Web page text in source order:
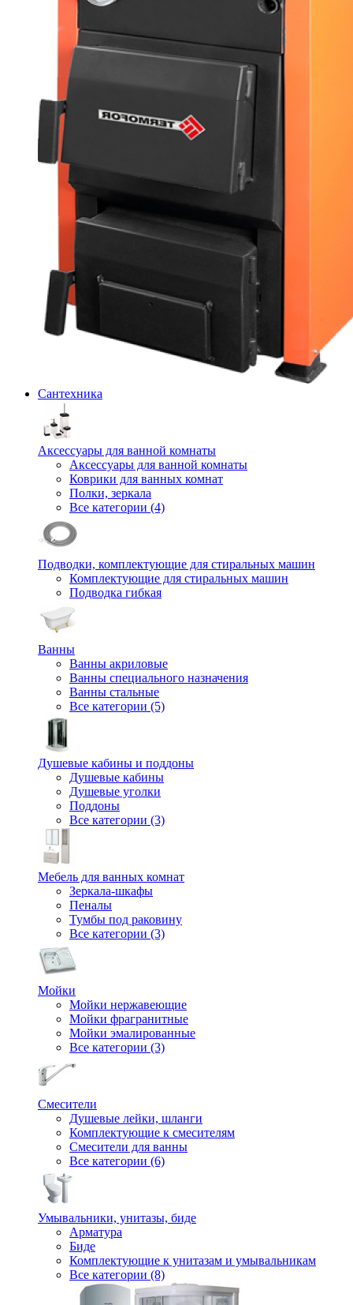
Сантехника
Аксессуары для ванной комнаты
Аксессуары для ванной комнаты
Коврики для ванных комнат
Полки, зеркала
Все категории (4)
Подводки, комплектующие для стиральных машин
Комплектующие для стиральных машин
Подводка гибкая
Ванны
Ванны акриловые
Ванны специального назначения
Ванны стальные
Все категории (5)
Душевые кабины и поддоны
Душевые кабины
Душевые уголки
Поддоны
Все категории (3)
Мебель для ванных комнат
Зеркала-шкафы
Пеналы
Тумбы под раковину
Все категории (3)
Мойки
Мойки нержавеющие
Мойки фрагранитные
Мойки эмалированные
Все категории (3)
Смесители
Душевые лейки, шланги
Комплектующие к смесителям
Смесители для ванны
Все категории (6)
Умывальники, унитазы, биде
Арматура
Биде
Комплектующие к унитазам и умывальникам
Все категории (8)